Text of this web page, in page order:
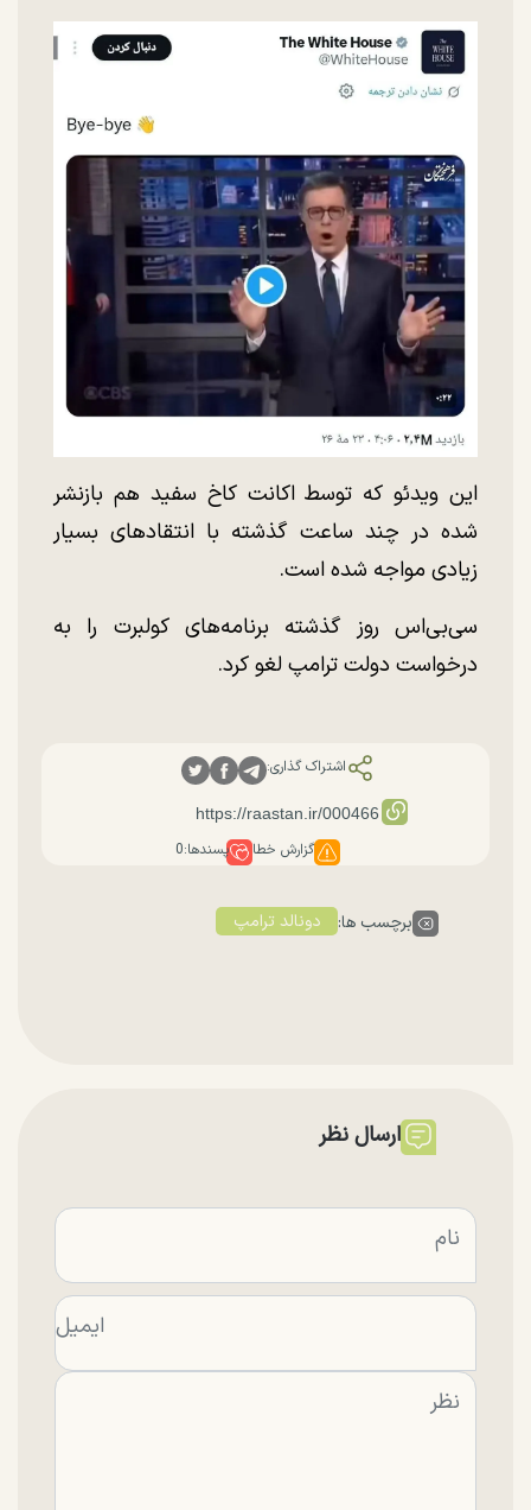
این ویدئو که توسط اکانت کاخ سفید هم بازنشر
شده در چند ساعت گذشته با انتقاد‌های بسیار
زیادی مواجه شده است.
سی‌بی‌اس روز گذشته برنامه‌های کولبرت را به
درخواست دولت ترامپ لغو کرد.
اشتراک گذاری:
گزارش خطا پسندها:0
برچسب ها: دونالد ترامپ
ارسال نظر